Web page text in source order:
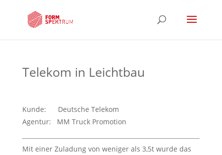
Telekom in Leichtbau
Kunde: Deutsche Telekom
Agentur: MM Truck Promotion
Mit einer Zuladung von weniger als 3,5t wurde das